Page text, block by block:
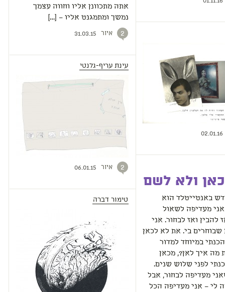
02.01.16
ולא לשם
באנטייטלד הוא
אני מעדיפה לשאול
להבין ואז לבחור. אני
שבוחרים בי. את לא לכאן
במיוחד למדור
מה איך לאן?, מכאן
לפני שלוש שנים.
מעדיפה לבחור, אבל
לי – אני מעדיפה הכל
אתה מתכוונן אליו וחווה עצמך
נמשך ומתמגנט אליו – […]
2 איור 31.03.15
עינת עריף-גלנטי
2 איור 06.01.15
טימור דברה